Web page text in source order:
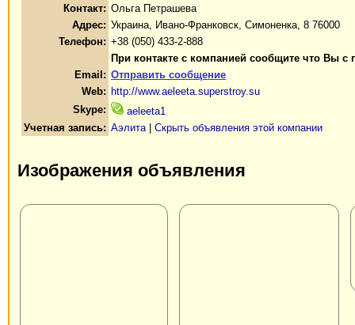
Контакт: Ольга Петрашева
Адрес: Украина, Ивано-Франковск, Симоненка, 8 76000
Телефон: +38 (050) 433-2-888
При контакте с компанией сообщите что Вы с
Email: Отправить сообщение
Web: http://www.aeleeta.superstroy.su
Skype:
aeleeta1
Учетная запись: Аэлита | Скрыть объявления этой компании
Изображения объявления